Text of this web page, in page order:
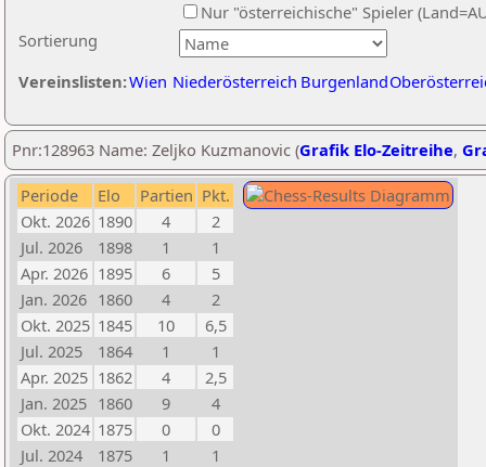
Sortierung
Nur "österreichische" Spieler
Vereinslisten:Wien Niederösterreich Burgenland
Pnr:128963 Name: Zeljko Kuzmanovic (Grafik Elo-Zeitreihe,
Periode Elo Partien Pkt.
Okt. 2026 1890 4
2
Jul. 2026
1898 1
1
Apr. 2026 1895 6
5
Jan. 2026 1860 4
2
Okt. 2025 1845 10
6,5
Jul. 2025
1864 1
1
Apr. 2025 1862 4
2,5
Jan. 2025 1860 9
4
Okt. 2024 1875 0
0
Jul. 2024
1875 1
1